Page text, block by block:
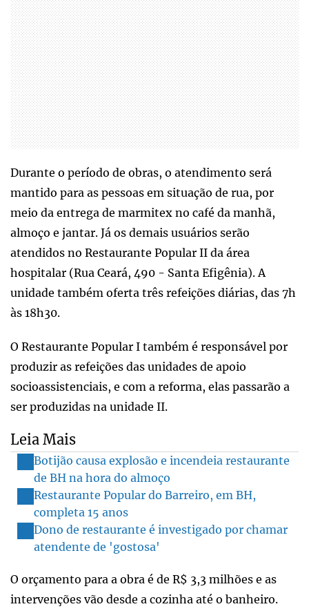
Durante o período de obras, o atendimento será
mantido para as pessoas em situação de rua, por
meio da entrega de marmitex no café da manhã,
almoço e jantar. Já os demais usuários serão
atendidos no Restaurante Popular II da área
hospitalar (Rua Ceará, 490 - Santa Efigênia). A
unidade também oferta três refeições diárias, das 7h
às 18h30.
O Restaurante Popular I também é responsável por
produzir as refeições das unidades de apoio
socioassistenciais, e com a reforma, elas passarão a
ser produzidas na unidade II.
Leia Mais
Botijão causa explosão e incendeia restaurante
de BH na hora do almoço
Restaurante Popular do Barreiro, em BH,
completa 15 anos
Dono de restaurante é investigado por chamar
atendente de 'gostosa'
O orçamento para a obra é de R$ 3,3 milhões e as
intervenções vão desde a cozinha até o banheiro.